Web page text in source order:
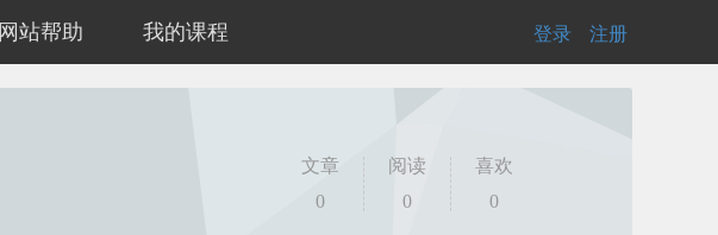
注册
登录
网站帮助 我的课程
喜欢
0
阅读
0
文章
0